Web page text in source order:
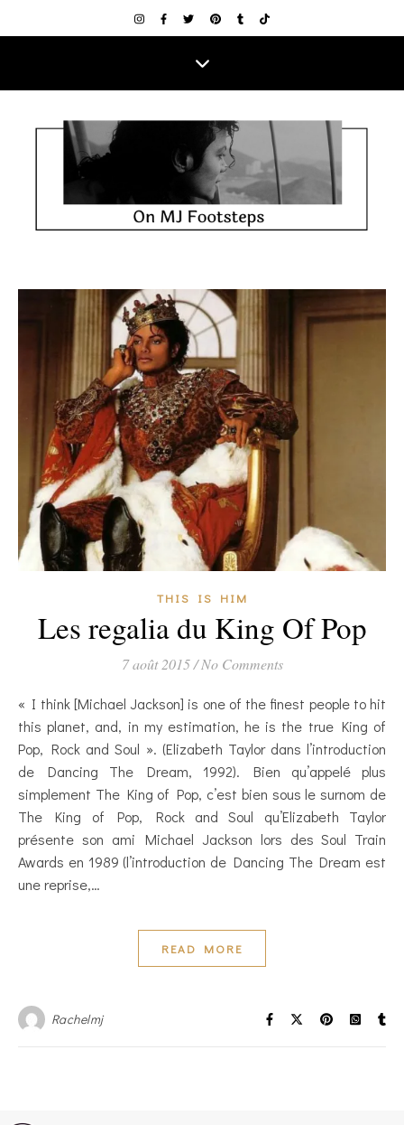
THIS IS HIM
Les regalia du King Of Pop
7 août 2015 / No Comments
« I think [Michael Jackson] is one of the finest people to hit
this planet, and, in my estimation, he is the true King of
Pop, Rock and Soul ». (Elizabeth Taylor dans l’introduction
de Dancing The Dream, 1992). Bien qu’appelé plus
simplement The King of Pop, c’est bien sous le surnom de
The King of Pop, Rock and Soul qu’Elizabeth Taylor
présente son ami Michael Jackson lors des Soul Train
Awards en 1989 (l’introduction de Dancing The Dream est
une reprise,…
READ MORE
Rachelmj